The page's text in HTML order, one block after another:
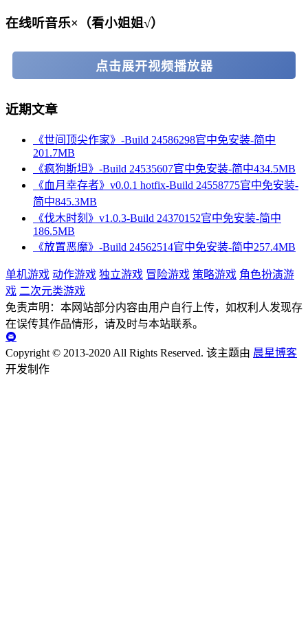
在线听音乐×（看小姐姐√）
点击展开视频播放器
近期文章
《世间顶尖作家》-Build 24586298官中免安装-简中
201.7MB
《疯狗斯坦》-Build 24535607官中免安装-简中434.5MB
《血月幸存者》v0.0.1 hotfix-Build 24558775官中免安装-
简中845.3MB
《伐木时刻》v1.0.3-Build 24370152官中免安装-简中
186.5MB
《放置恶魔》-Build 24562514官中免安装-简中257.4MB
单机游戏 动作游戏 独立游戏 冒险游戏 策略游戏 角色扮演游
戏 二次元类游戏
免责声明：本网站部分内容由用户自行上传，如权利人发现存
在误传其作品情形，请及时与本站联系。
Copyright © 2013-2020 All Rights Reserved. 该主题由 晨星博客
开发制作